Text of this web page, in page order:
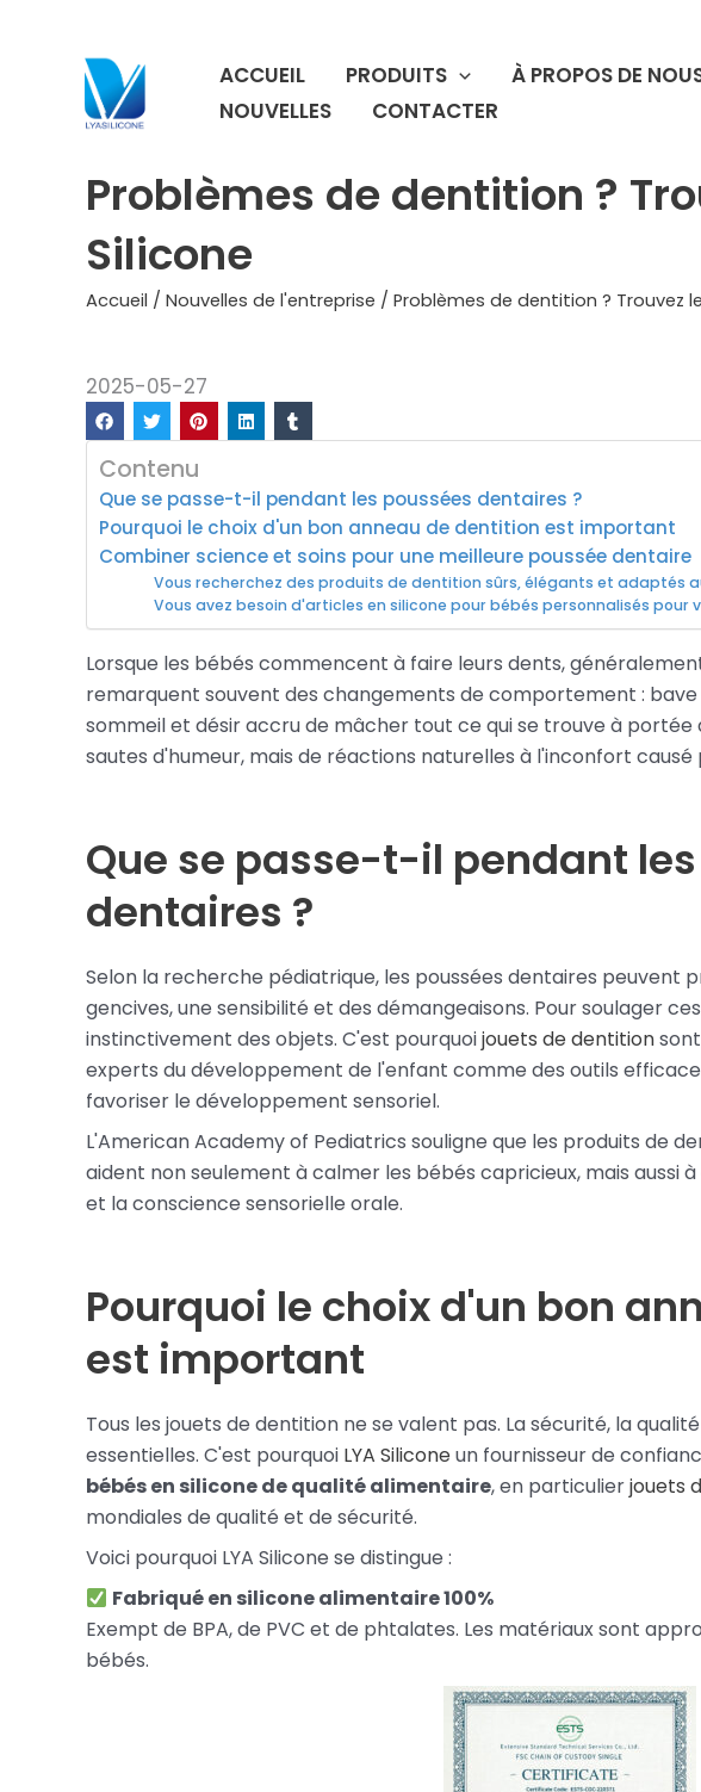
ACCUEIL PRODUITS À PROPOS DE
NOUVELLES
CONTACTER
Problèmes de dentition ?
Silicone
Accueil / Nouvelles de l'entreprise / Problèmes de dentition ? Trouvez
2025-05-27
Contenu
Que se passe-t-il pendant les poussées dentaires ?
Pourquoi le choix d'un bon anneau de dentition est important
Combiner science et soins pour une meilleure poussée dentaire
Vous recherchez des produits de dentition sûrs, élégants et adaptés
Vous avez besoin d'articles en silicone pour bébés personnalisés pour
Lorsque les bébés commencent à faire leurs dents,
remarquent souvent des changements de comportement :
sommeil et désir accru de mâcher tout ce qui se trouve à portée
sautes d'humeur, mais de réactions naturelles à l'inconfort causé
Que se passe-t-il pendant
dentaires ?
Selon la recherche pédiatrique, les poussées dentaires peuvent
gencives, une sensibilité et des démangeaisons. Pour soulager
instinctivement des objets. C'est pourquoijouets de dentition
experts du développement de l'enfant comme des outils
favoriser le développement sensoriel.
L'American Academy of Pediatrics souligne que les produits de
aident non seulement à calmer les bébés capricieux, mais
et la conscience sensorielle orale.
Pourquoi le choix d'un bon
est important
Tous les jouets de dentition ne se valent pas. La sécurité, la
essentielles. C'est pourquoi LYA Siliconeun fournisseur de
bébés en silicone de qualité alimentaire, en particulierjouets
mondiales de qualité et de sécurité.
Voici pourquoi LYA Silicone se distingue :
Fabriqué en silicone alimentaire 100%
Exempt de BPA, de PVC et de phtalates. Les matériaux sont
bébés.